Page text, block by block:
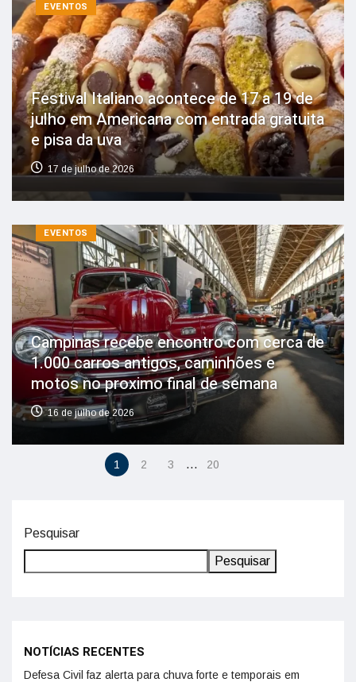
EVENTOS
Festival Italiano acontece de 17 a 19 de
julho em Americana com entrada gratuita
e pisa da uva
17 de julho de 2026
EVENTOS
Campinas recebe encontro com cerca de
1.000 carros antigos, caminhões e
motos no proximo final de semana
16 de julho de 2026
1 2 3 … 20
Pesquisar
Pesquisar
NOTÍCIAS RECENTES
Defesa Civil faz alerta para chuva forte e temporais em